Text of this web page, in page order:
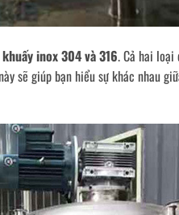
inox 304 và 316. Cả hai loại
sẽ giúp bạn hiểu sự khác nhau